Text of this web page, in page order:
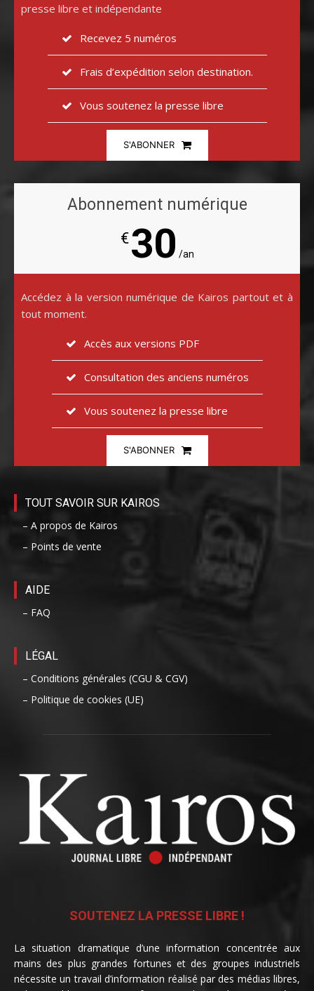
presse libre et indépendante
Recevez 5 numéros
Frais d’expédition selon destination.
Vous soutenez la presse libre
S'ABONNER
Abonnement numérique
€30 /an
Accédez à la version numérique de Kairos partout et à
tout moment.
Accès aux versions PDF
Consultation des anciens numéros
Vous soutenez la presse libre
S'ABONNER
TOUT SAVOIR SUR KAIROS
– A propos de Kairos
– Points de vente
AIDE
– FAQ
LÉGAL
– Conditions générales (CGU & CGV)
– Politique de cookies (UE)
SOUTENEZ LA PRESSE LIBRE !
La situation dramatique d’une information concentrée aux
mains des plus grandes fortunes et des groupes industriels
nécessite un travail d’information réalisé par des médias libres,